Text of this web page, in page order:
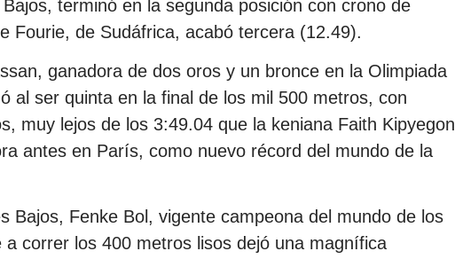
terminó en la segunda posición con crono de
Fourie, de Sudáfrica, acabó tercera (12.49).
ganadora de dos oros y un bronce en la Olimpiada
al ser quinta en la final de los mil 500 metros, con
muy lejos de los 3:49.04 que la keniana Faith Kipyegon
antes en París, como nuevo récord del mundo de la
Bajos, Fenke Bol, vigente campeona del mundo de los
correr los 400 metros lisos dejó una magnífica